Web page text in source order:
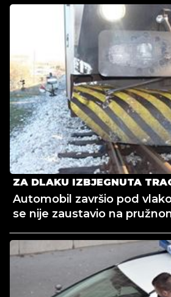
ZA DLAKU IZBJEGNUTA
Automobil završio pod
se nije zaustavio na